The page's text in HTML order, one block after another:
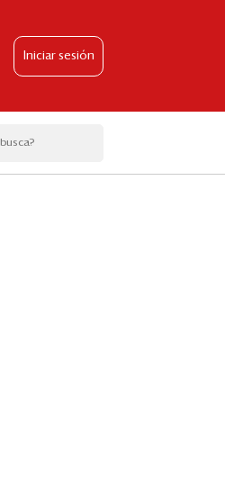
Iniciar sesión